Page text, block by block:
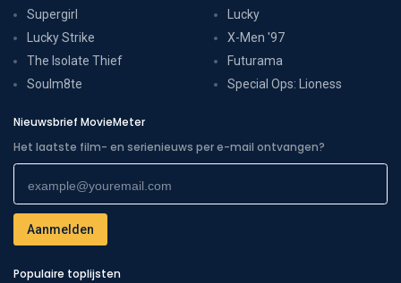
Supergirl
Lucky Strike
The Isolate Thief
Soulm8te
Lucky
X-Men '97
Futurama
Special Ops: Lioness
Nieuwsbrief MovieMeter
Het laatste film- en serienieuws per e-mail ontvangen?
Populaire toplijsten